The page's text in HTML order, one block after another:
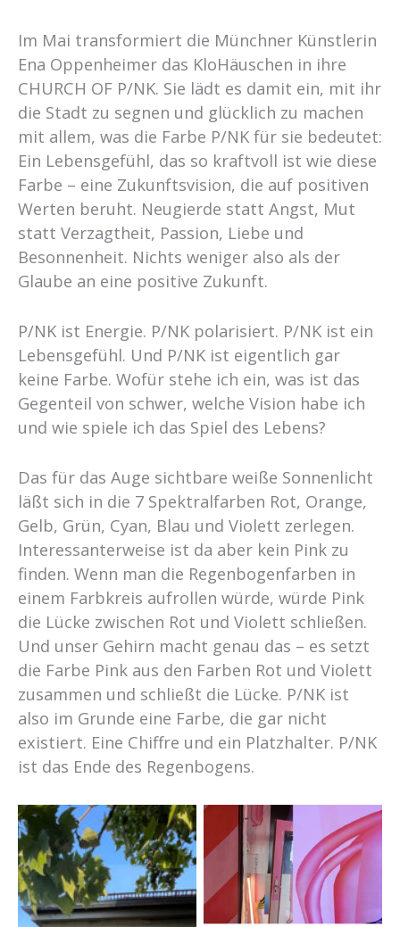
Im Mai transformiert die Münchner Künstlerin
Ena Oppenheimer das KloHäuschen in ihre
CHURCH OF P/NK. Sie lädt es damit ein, mit ihr
die Stadt zu segnen und glücklich zu machen
mit allem, was die Farbe P/NK für sie bedeutet:
Ein Lebensgefühl, das so kraftvoll ist wie diese
Farbe – eine Zukunftsvision, die auf positiven
Werten beruht. Neugierde statt Angst, Mut
statt Verzagtheit, Passion, Liebe und
Besonnenheit. Nichts weniger also als der
Glaube an eine positive Zukunft.
P/NK ist Energie. P/NK polarisiert. P/NK ist ein
Lebensgefühl. Und P/NK ist eigentlich gar
keine Farbe. Wofür stehe ich ein, was ist das
Gegenteil von schwer, welche Vision habe ich
und wie spiele ich das Spiel des Lebens?
Das für das Auge sichtbare weiße Sonnenlicht
läßt sich in die 7 Spektralfarben Rot, Orange,
Gelb, Grün, Cyan, Blau und Violett zerlegen.
Interessanterweise ist da aber kein Pink zu
finden. Wenn man die Regenbogenfarben in
einem Farbkreis aufrollen würde, würde Pink
die Lücke zwischen Rot und Violett schließen.
Und unser Gehirn macht genau das – es setzt
die Farbe Pink aus den Farben Rot und Violett
zusammen und schließt die Lücke. P/NK ist
also im Grunde eine Farbe, die gar nicht
existiert. Eine Chiffre und ein Platzhalter. P/NK
ist das Ende des Regenbogens.
Foto: Ena
Oppenheimer